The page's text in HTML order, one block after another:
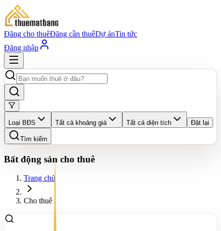
Đăng cho thuêĐăng cần thuêDự ánTin tức
Đăng nhập
Loại BĐS Tất cả khoảng giá Tất cả diện tích Đặt lại
Tìm kiếm
Bất động sản cho thuê
Trang chủ
Cho thuê